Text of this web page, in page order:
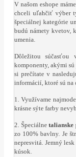
V našom eshope máme
chceli uľahčiť výber
špeciálnej kategórie
budú námety kvetov,
umenia.
Dôležitou súčasťou
komponenty, akými
si prečítate v
informácií, ktoré sú na
1. Využívame
krásne sýte farby
2. Špeciálnetalianske
zo 100% bavlny. Je
nepresvitá. Jemný
kúsok.